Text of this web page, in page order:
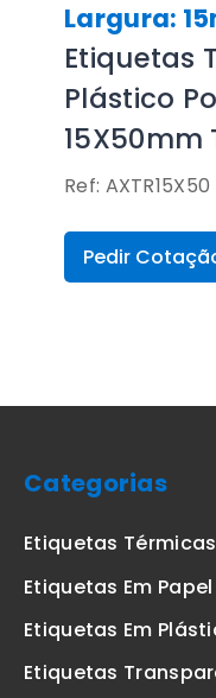
Largura:
Etiquetas
Plástico
15X50mm
Ref: AXTR15X50
Pedir
Categorias
Etiquetas Térmicas
Etiquetas Em Papel
Etiquetas Em
Etiquetas